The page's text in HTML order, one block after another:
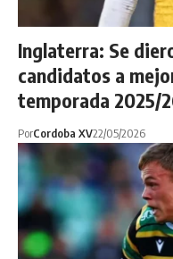
Inglaterra: Se
candidatos a
temporada 2025/
PorCordoba XV22/05/2026